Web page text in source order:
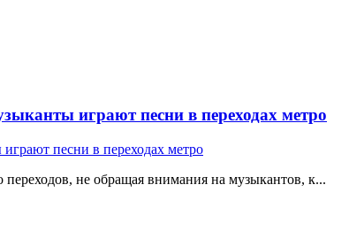
играют песни в переходах метро
не обращая внимания на музыкантов, к...